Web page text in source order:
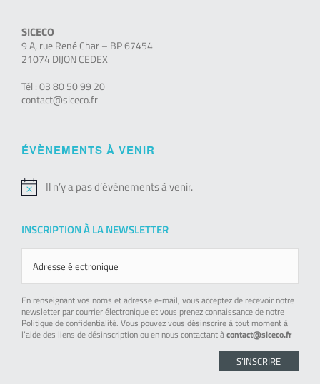
SICECO
9 A, rue René Char – BP 67454
21074 DIJON CEDEX
Tél : 03 80 50 99 20
contact@siceco.fr
ÉVÈNEMENTS À VENIR
Notice
Il n’y a pas d’évènements à venir.
INSCRIPTION À LA NEWSLETTER
En renseignant vos noms et adresse e-mail, vous acceptez de recevoir notre
newsletter par courrier électronique et vous prenez connaissance de notre
Politique de confidentialité. Vous pouvez vous désinscrire à tout moment à
l’aide des liens de désinscription ou en nous contactant àcontact@siceco.fr